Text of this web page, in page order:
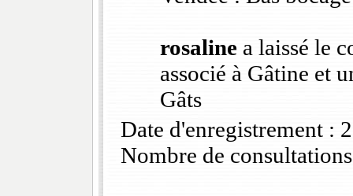
rosalinea laissé le
associé à Gâtine et
Gâts
Date d'enregistrement :
Nombre de